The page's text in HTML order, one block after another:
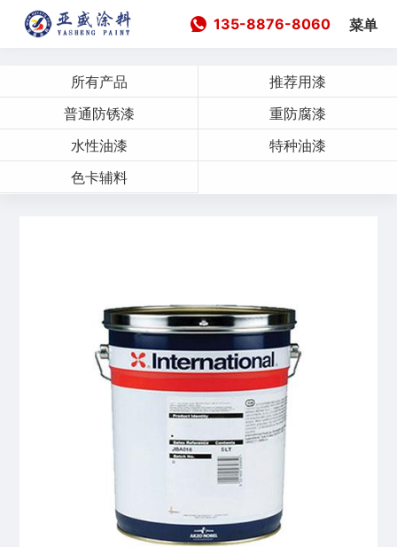
135-8876-8060 菜单
所有产品
推荐用漆
普通防锈漆
重防腐漆
水性油漆
特种油漆
色卡辅料